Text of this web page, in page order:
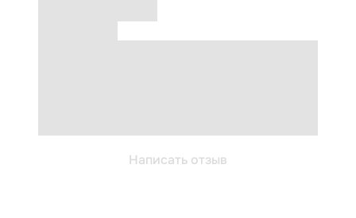
Написать отзыв